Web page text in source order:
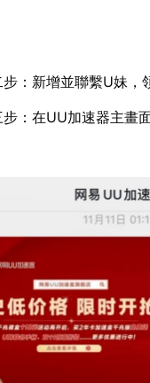
：新增並聯繫U妹，
步：在UU加速器主畫